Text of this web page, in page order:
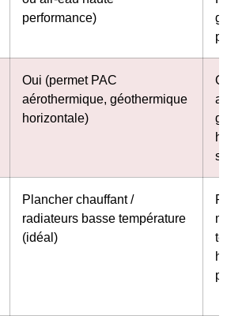
performance)
Oui (permet PAC
aérothermique, géothermique
horizontale)
Plancher chauffant /
radiateurs basse température
(idéal)